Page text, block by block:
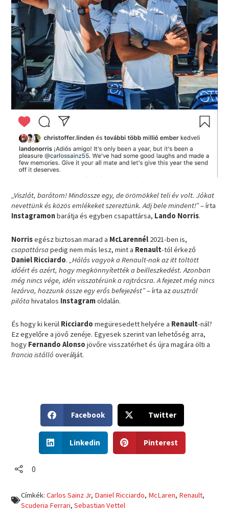
„Viszlát, barátom! Mindössze egy, de örömökkel teli év volt. Jókat
nevettünk és közös emlékeket szereztünk. Adj bele mindent!”– írta
Instagramonbarátja és egyben csapattársa, Lando Norris.
Norrisegész biztosan marad a McLarennél 2021-ben is,
csapattársapedig nem más lesz, mint a Renault-tól érkező
Daniel Ricciardo.„Hálás vagyok a Renault-nak az itt töltött
időért és azért, hogy megkönnyítették a beilleszkedést. Azonban
még nincs vége, idén visszatérünk a rajtrácsra. A fejezet még nincs
lezárva, hozzunk össze egy erős befejezést”– írta azausztrál
pilótahivatalos Instagramoldalán.
És hogy ki kerül Ricciardo megüresedett helyére a Renault-nál?
Ez egyelőre a jövő zenéje. Egyesek szerint van lehetőség arra,
hogy Fernando Alonso jövőre visszatérhet és újra magára ölti a
francia istálló overálját.
h
a
r
Facebook
h
a
Twitter
h
a
n
l
Linkedin
h
a
n
p
Pinterest
0
Címkék:Carlos Sainz Jr, Daniel Ricciardo, McLaren, Renault,
Scuderia Ferrari,Sebastian Vettel